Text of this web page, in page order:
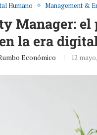
Humano Management &
Manager: el
la era
Económico 12